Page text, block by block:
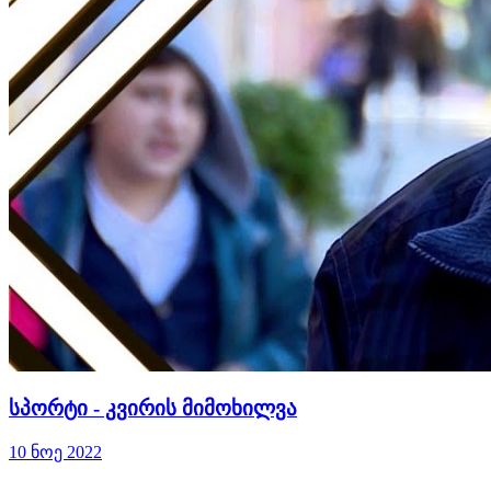
სპორტი - კვირის მიმოხილვა
10 ნოე 2022